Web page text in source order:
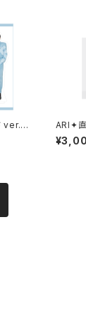
ver.2
ARI✦直
お名前